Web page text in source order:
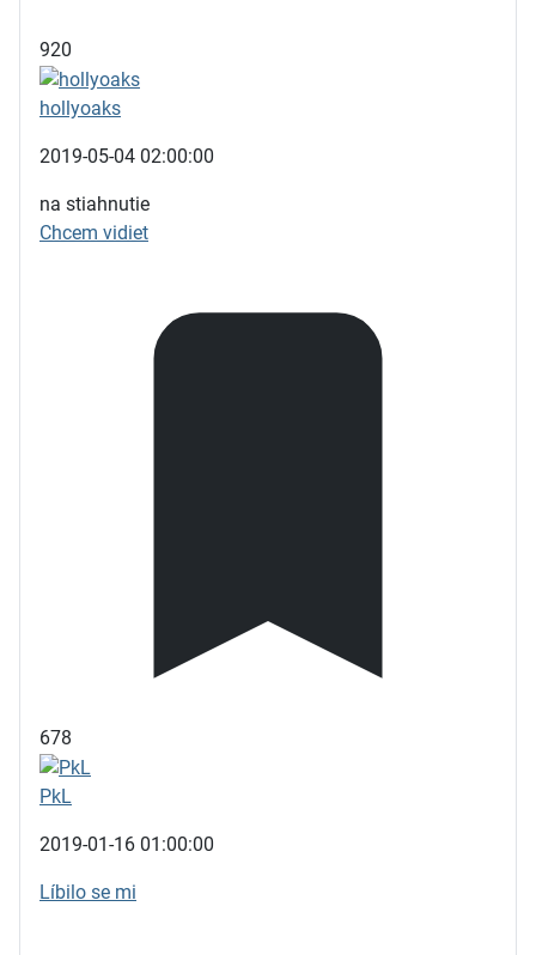
920
hollyoaks
2019-05-04 02:00:00
na stiahnutie
Chcem vidiet
678
PkL
2019-01-16 01:00:00
Líbilo se mi